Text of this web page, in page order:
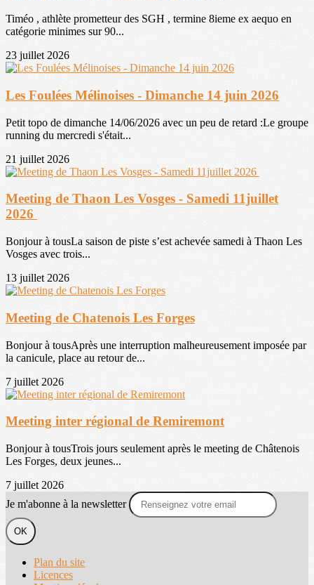
Timéo , athlète prometteur des SGH , termine 8ieme ex aequo en
catégorie minimes sur 90...
23 juillet 2026
Les Foulées Mélinoises - Dimanche 14 juin 2026
Petit topo de dimanche 14/06/2026 avec un peu de retard :Le groupe
running du mercredi s'était...
21 juillet 2026
Meeting de Thaon Les Vosges - Samedi 11juillet
2026
Bonjour à tousLa saison de piste s’est achevée samedi à Thaon Les
Vosges avec trois...
13 juillet 2026
Meeting de Chatenois Les Forges
Bonjour à tousAprès une interruption malheureusement imposée par
la canicule, place au retour de...
7 juillet 2026
Meeting inter régional de Remiremont
Bonjour à tousTrois jours seulement après le meeting de Châtenois
Les Forges, deux jeunes...
7 juillet 2026
Je m'abonne à la newsletter
OK
Plan du site
Licences